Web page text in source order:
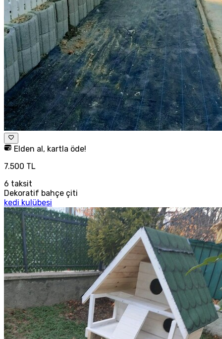
Elden al, kartla öde!
7.500 TL
6 taksit
Dekoratif bahçe çiti
kedi kulübesi